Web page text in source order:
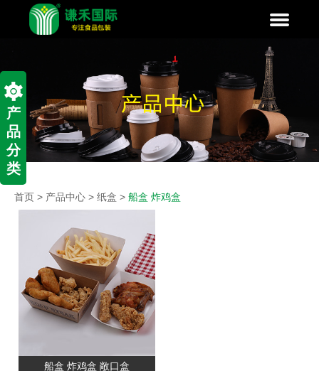
产
品
分
类
首页 > 产品中心 >纸盒 >船盒 炸鸡盒
船盒 炸鸡盒 敞口盒